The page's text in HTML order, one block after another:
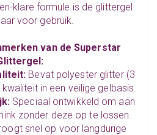
klare formule is de glittergel
voor gebruik.
van de Superstar
Bevat polyester glitter (3
in een veilige gelbasis.
Speciaal ontwikkeld om aan
zonder deze op te lossen.
snel op voor langdurige